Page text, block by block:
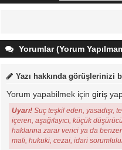
Yorumlar (Yorum
Yazı hakkında görüşlerinizi
Yorum yapabilmek için giriş
Uyarı! Suç teşkil eden, yasadışı,
içeren, aşağılayıcı, küçük
haklarına zarar verici ya da
mali, hukuki, cezai, idari